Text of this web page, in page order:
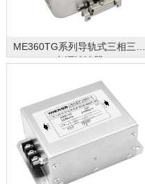
ME360TG系列导轨式三相三线
电源滤波器